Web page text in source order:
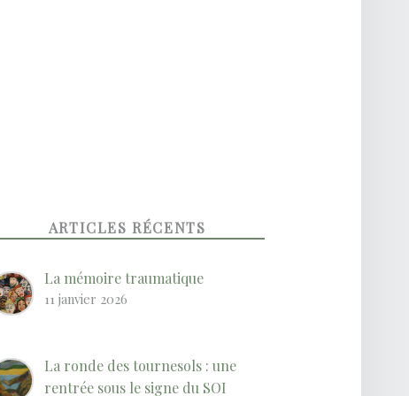
ARTICLES RÉCENTS
La mémoire traumatique
11 janvier 2026
La ronde des tournesols : une
rentrée sous le signe du SOI